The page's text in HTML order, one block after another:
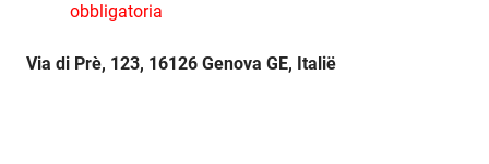
obbligatoria
Via di Prè, 123, 16126 Genova GE, Italië